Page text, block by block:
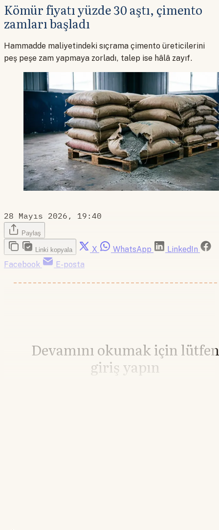
Kömür fiyatı yüzde 30 aştı, çimento
zamları başladı
Hammadde maliyetindeki sıçrama çimento üreticilerini
peş peşe zam yapmaya zorladı, talep ise hâlâ zayıf.
28 Mayıs 2026, 19:40
Paylaş
Linki kopyala X WhatsApp
LinkedIn
Facebook
E-posta
Devamını okumak için lütfen
giriş yapın